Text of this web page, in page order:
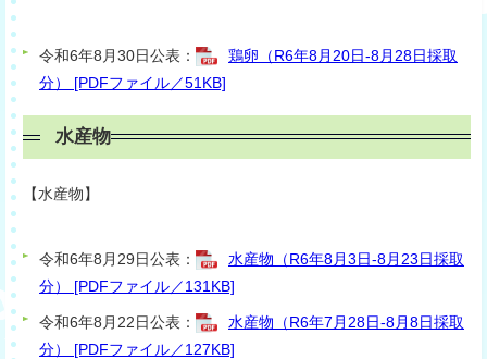
令和6年8月30日公表：
鶏卵（R6年8月20日-8月28日採取
分） [PDFファイル／51KB]
水産物
【水産物】
令和6年8月29日公表：
水産物（R6年8月3日-8月23日採取
分） [PDFファイル／131KB]
令和6年8月22日公表：
水産物（R6年7月28日-8月8日採取
分） [PDFファイル／127KB]